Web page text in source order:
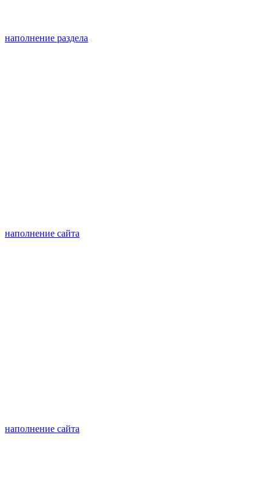
наполнение раздела
наполнение сайта
наполнение сайта